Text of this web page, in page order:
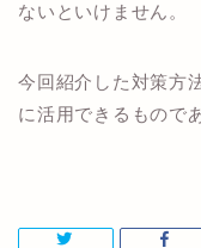
ないといけません。
今回紹介した対策方
に活用できるもので